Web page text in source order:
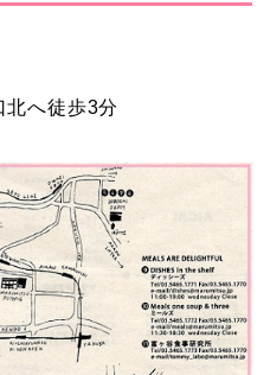
北へ徒歩3分